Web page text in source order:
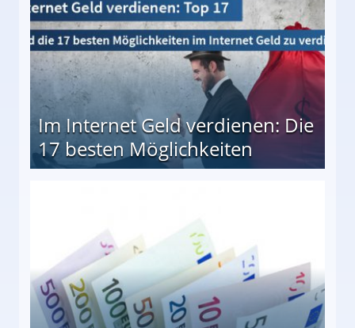
Im Internet Geld verdienen: Die
17 besten Möglichkeiten